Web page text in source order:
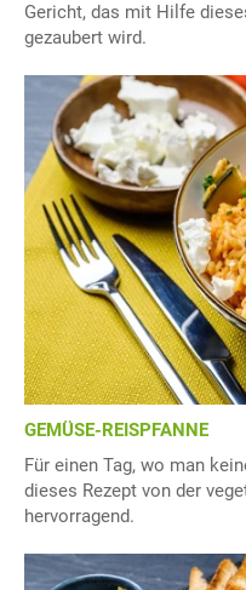
Gericht, das mit Hilfe
gezaubert wird.
GEMÜSE-REISPFANNE
Für einen Tag, wo man
dieses Rezept von der
hervorragend.